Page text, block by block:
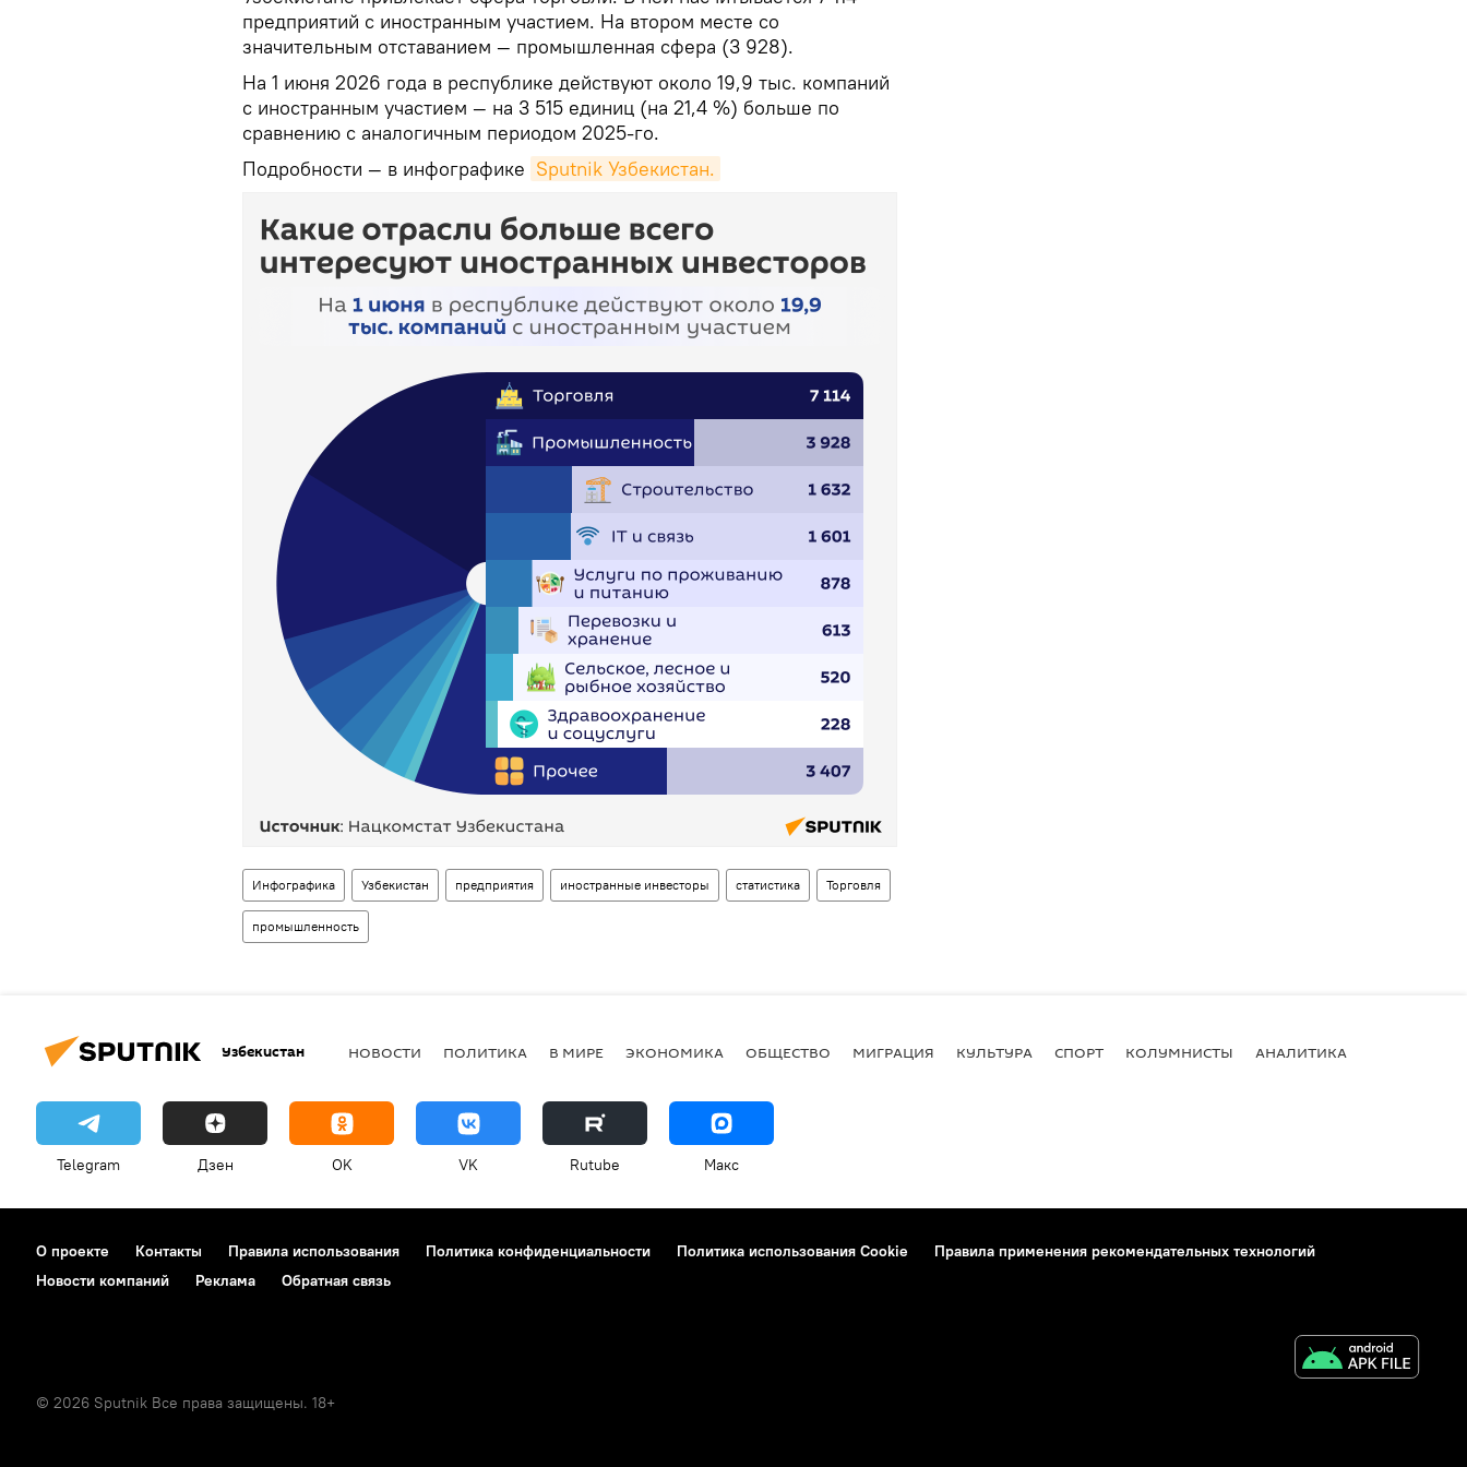
предприятий с иностранным участием. На втором месте со
значительным отставанием — промышленная сфера (3 928).
На 1 июня 2026 года в республике действуют около 19,9 тыс. компаний
с иностранным участием — на 3 515 единиц (на 21,4 %) больше по
сравнению с аналогичным периодом 2025-го.
Подробности — в инфографике Sputnik Узбекистан.
Инфографика Узбекистан предприятия иностранные инвесторы статистика Торговля
промышленность
Узбекистан НОВОСТИ ПОЛИТИКА В МИРЕ ЭКОНОМИКА ОБЩЕСТВО МИГРАЦИЯ КУЛЬТУРА СПОРТ КОЛУМНИСТЫ АНАЛИТИКА
Telegram Дзен OK VK Rutube Макс
О проекте Контакты Правила использования Политика конфиденциальности Политика использования Cookie
Правила применения рекомендательных технологий
Новости компаний
Реклама Обратная связь
© 2026 Sputnik Все права защищены. 18+